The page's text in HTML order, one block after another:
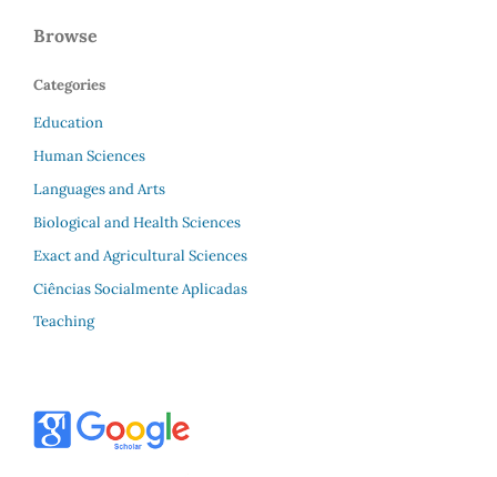
Browse
Categories
Education
Human Sciences
Languages and Arts
Biological and Health Sciences
Exact and Agricultural Sciences
Ciências Socialmente Aplicadas
Teaching